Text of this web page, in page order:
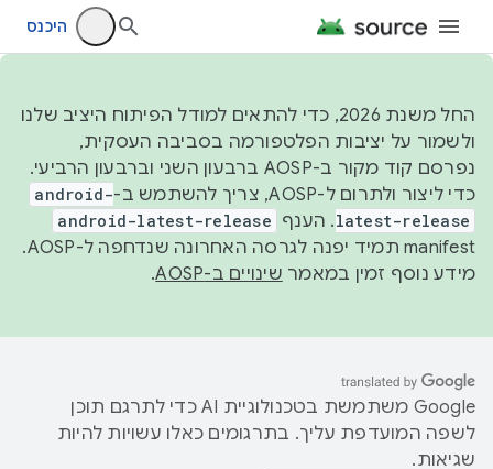
היכנס
החל משנת 2026, כדי להתאים למודל הפיתוח היציב שלנו
ולשמור על יציבות הפלטפורמה בסביבה העסקית,
נפרסם קוד מקור ב-AOSP ברבעון השני וברבעון הרביעי.
כדי ליצור ולתרום ל-AOSP, צריך להשתמש ב-
android-
latest-release. הענף android-latest-release
manifest תמיד יפנה לגרסה האחרונה שנדחפה ל-AOSP.
מידע נוסף זמין במאמר שינויים ב-AOSP .
‫Google משתמשת בטכנולוגיית AI כדי לתרגם תוכן
לשפה המועדפת עליך. בתרגומים כאלו עשויות להיות
שגיאות.